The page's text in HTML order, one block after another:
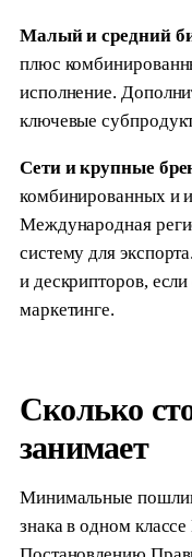
Малый и средний
плюс
исполнение.
ключевые
Сети и крупные
комбинированных и
Международная
систему для
и дескрипторов,
маркетинге.
Сколько
занимает
Минимальные
знака в одном